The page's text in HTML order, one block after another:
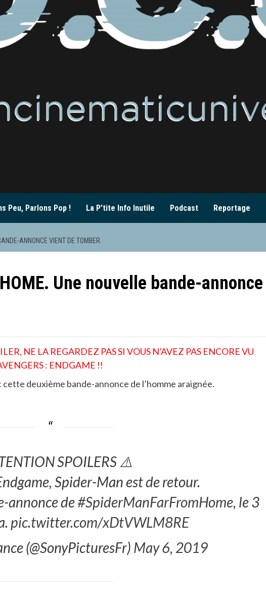
Peu, Parlons Pop ! La P’tite Info Inutile Podcast Reportage
ANNONCE VIENT DE TOMBER.
Une nouvelle bande-annonce
NE LA REGARDEZ PAS SI VOUS N’AVEZ PAS ENCORE VU
: ENDGAME !!
deuxième bande-annonce de l’homme araignée.
SPOILERS ⚠️
Spider-Man est de retour.
annonce de#SpiderManFarFromHome, le 3
pic.twitter.com/xDtVWLM8RE
(@SonyPicturesFr) May 6, 2019